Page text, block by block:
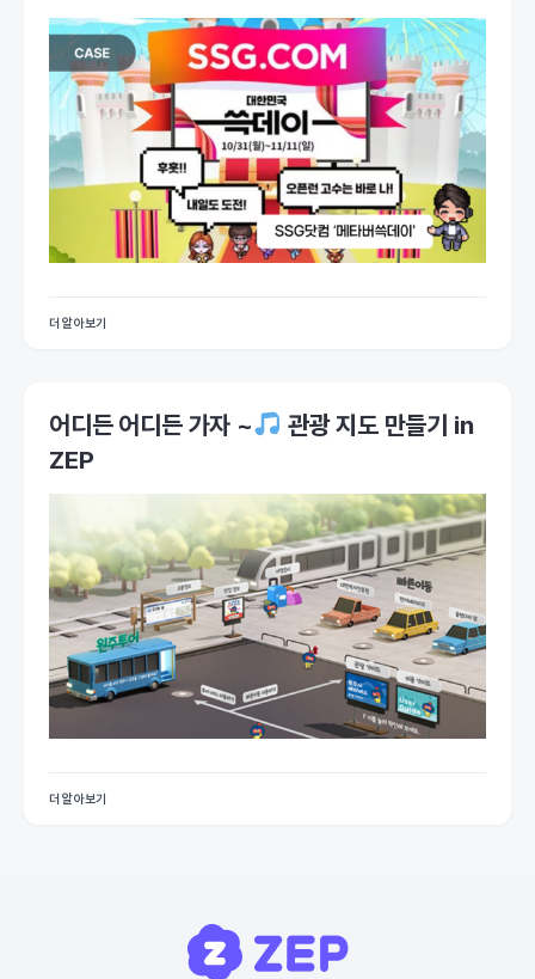
더 알아보기
어디든 어디든 가자 ~
관광 지도 만들기 in
ZEP
더 알아보기